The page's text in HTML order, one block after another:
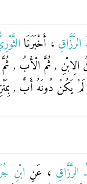
، أَخْبَرَنَا
الِابْنِ , ثُمَّ الْأَبُ ,
لَمْ يَكُنْ دُونَهُ أَبٌ ,
الرَّزَّاقِ ، عَنِ ابْنِ